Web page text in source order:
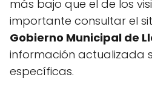
más bajo que el de los
importante consultar el
Gobierno Municipal de
información actualizada
específicas.